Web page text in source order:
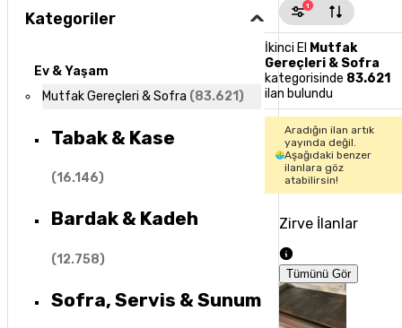
Kategoriler
Ev & Yaşam
Mutfak Gereçleri & Sofra (83.621)
Tabak & Kase
(16.146)
Bardak & Kadeh
(12.758)
Sofra, Servis & Sunum
1
İkinci El Mutfak
Gereçleri & Sofra
kategorisinde 83.621
ilan bulundu
Aradığın ilan artık
yayında değil.
Aşağıdaki benzer
ilanlara göz
atabilirsin!
Zirve İlanlar
Tümünü Gör